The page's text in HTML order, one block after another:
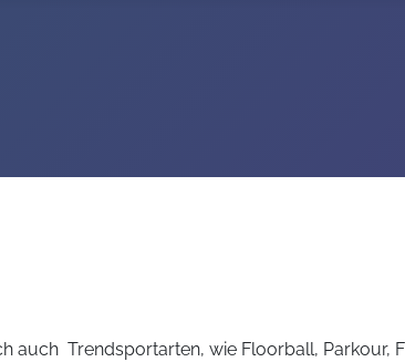
auch Trendsportarten, wie Floorball, Parkour,